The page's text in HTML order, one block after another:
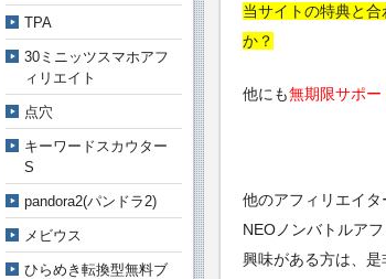
当サイトの特典と
か？
他にも無期限サポー
他のアフィリエイタ
NEOノンバトルア
興味がある方は、是
TPA
30ミニッツスマホアフ
ィリエイト
点穴
キーワードスカウター
S
pandora2(パンドラ2)
メビウス
ひらめき転換型無料ブ